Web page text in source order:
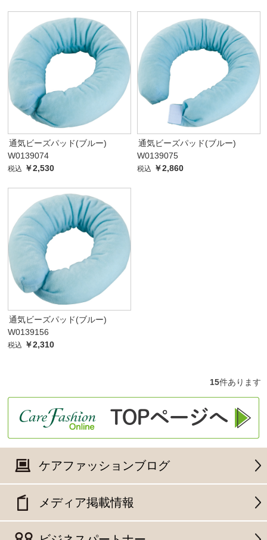
通気ビーズパッド(ブルー)
W0139074
税込 ￥2,530
通気ビーズパッド(ブルー)
W0139075
税込 ￥2,860
通気ビーズパッド(ブルー)
W0139156
税込 ￥2,310
15件あります
ケアファッションブログ
メディア掲載情報